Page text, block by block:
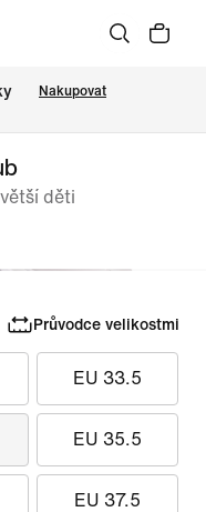
Nakupovat
děti
Průvodce velikostmi
EU 33.5
EU 35.5
EU 37.5